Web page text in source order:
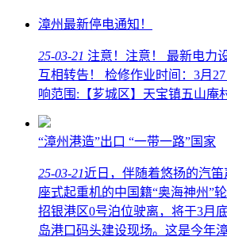
漳州最新停电通知！
25-03-21 注意！注意！ 最新电力
互相转告！ 检修作业时间：3月
响范围:【芗城区】天宝镇五山庵
“漳州港造”出口 “一带一路”国家
25-03-21近日，伴随着悠扬的汽笛
座式起重机的中国籍“奥海神州”
招银港区0号泊位驶离，将于3月
岛港口码头建设现场。这是今年